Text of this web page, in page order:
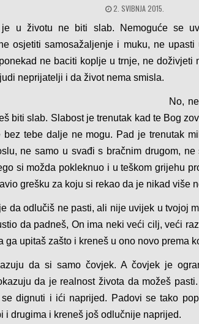
2. SVIBNJA 2015.
je u životu ne biti slab. Nemoguće se
osjetiti samosažaljenje i muku, ne
ne baciti koplje u trnje, ne doživjeti
neprijatelji i da život nema smisla.
No,
biti slab. Slabost je trenutak kad te Bog
bez tebe dalje ne mogu. Pad je trenutak
ne samo u svađi s bračnim drugom,
si možda pokleknuo i u teškom grijehu
grešku za koju si rekao da je nikad više
da odlučiš ne pasti, ali nije uvijek u tvojoj
da padneš, On ima neki veći cilj, veći
ga upitaš zašto i kreneš u ono novo prema
da si samo čovjek. A čovjek je
da je realnost života da možeš
se dignuti i ići naprijed. Padovi se tako
i drugima i kreneš još odlučnije naprijed.